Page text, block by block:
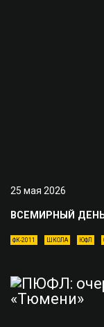
25 мая 2026
ВСЕМИРНЫЙ
ФК-2011 ШКОЛА ЮФЛ